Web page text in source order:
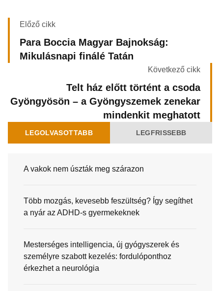
Előző cikk
Para Boccia Magyar Bajnokság:
Mikulásnapi finálé Tatán
Következő cikk
Telt ház előtt történt a csoda
Gyöngyösön – a Gyöngyszemek zenekar
mindenkit meghatott
LEGOLVASOTTABB LEGFRISSEBB
A vakok nem úszták meg szárazon
Több mozgás, kevesebb feszültség? Így segíthet
a nyár az ADHD-s gyermekeknek
Mesterséges intelligencia, új gyógyszerek és
személyre szabott kezelés: fordulóponthoz
érkezhet a neurológia